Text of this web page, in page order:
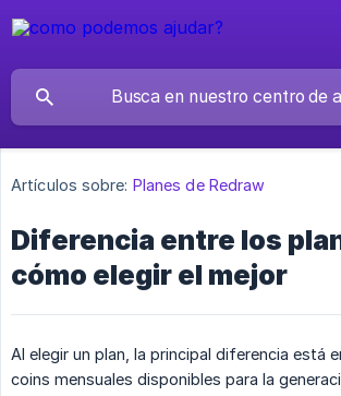
Artículos sobre: Planes de Redraw
Diferencia entre los
cómo elegir el mejor
Al elegir un plan, la principal diferencia está
coins mensuales disponibles para la